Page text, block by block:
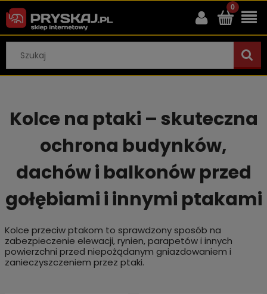
Kolce na ptaki – skuteczna
ochrona budynków,
dachów i balkonów przed
gołębiami i innymi ptakami
Kolce przeciw ptakom to sprawdzony sposób na
zabezpieczenie elewacji, rynien, parapetów i innych
powierzchni przed niepożądanym gniazdowaniem i
zanieczyszczeniem przez ptaki.